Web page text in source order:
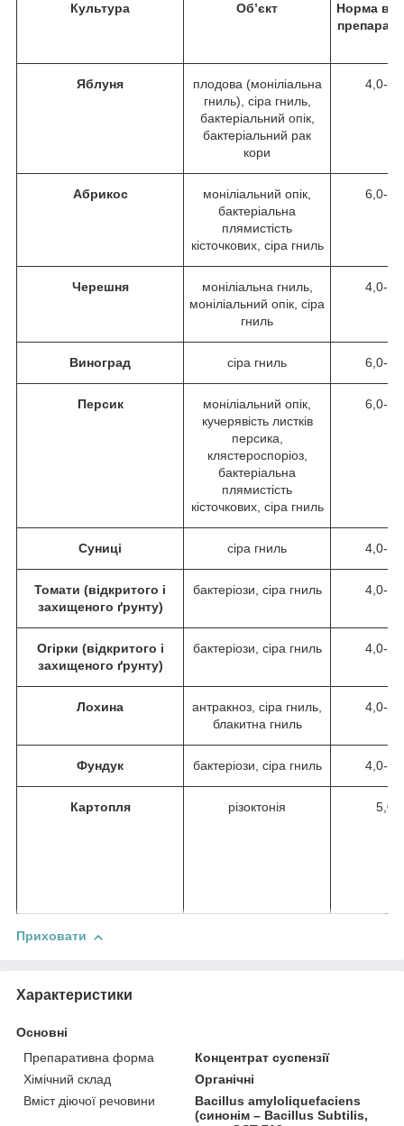
Культура Об’єкт
Норма
Яблуня
плодова (моніліальна
гниль), сіра гниль,
бактеріальний опік,
бактеріальний рак
кори
4,0-
Абрикос
моніліальний опік,
бактеріальна
плямистість
кісточкових, сіра гниль
6,0-
Черешня
моніліальна гниль,
моніліальний опік, сіра
гниль
4,0-
Виноград сіра гниль 6,0-
Персик
моніліальний опік,
кучерявість листків
персика,
клястероспоріоз,
бактеріальна
плямистість
кісточкових, сіра гниль
6,0-
Суниці сіра гниль 4,0-
Томати (відкритого і
захищеного ґрунту)
бактеріози, сіра гниль 4,0-
Огірки (відкритого і
захищеного ґрунту)
бактеріози, сіра гниль 4,0-
Лохина
антракноз, сіра гниль,
блакитна гниль
4,0-
Фундук бактеріози, сіра гниль 4,0-
Картопля різоктонія 5,0
Приховати
Характеристики
Основні
Препаративна форма
Концентрат суспензії
Хімічний склад
Органічні
Вміст діючої речовини
Bacillus amyloliquefaciens
(синонім – Bacillus Subtilis,